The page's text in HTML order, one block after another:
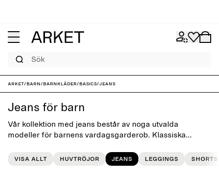
ARKET/Barn/Barnkläder/Basics/Jeans
Jeans för barn
Vår kollektion med jeans består av noga utvalda
modeller för barnens vardagsgarderob. Klassiska
och lekfull enkelhet.
Visa allt Huvtröjor Jeans Leggings Shorts